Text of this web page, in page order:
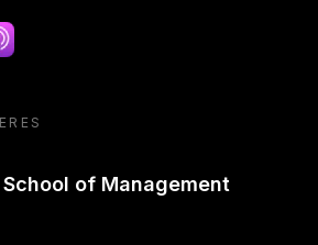
podcast
of Management